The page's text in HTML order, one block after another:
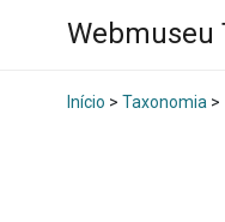
Webmuseu
Início > Taxonomia >